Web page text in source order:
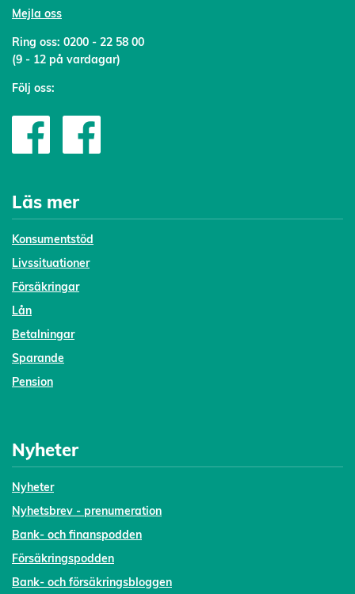
Mejla oss
Ring oss: 0200 - 22 58 00
(9 - 12 på vardagar)
Följ oss:
Läs mer
Konsumentstöd
Livssituationer
Försäkringar
Lån
Betalningar
Sparande
Pension
Nyheter
Nyheter
Nyhetsbrev - prenumeration
Bank- och finanspodden
Försäkringspodden
Bank- och försäkringsbloggen